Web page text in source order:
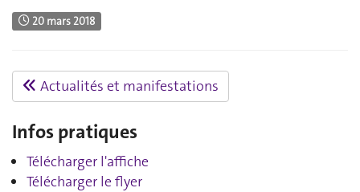
20 mars 2018
Actualités et manifestations
Infos pratiques
Télécharger l'affiche
Télécharger le flyer